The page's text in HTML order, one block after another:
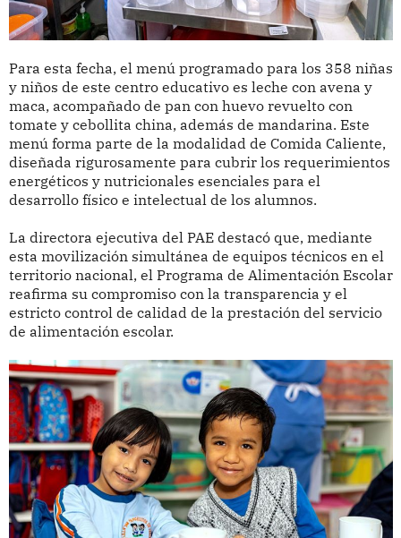
Para esta fecha, el menú programado para los 358 niñas
y niños de este centro educativo es leche con avena y
maca, acompañado de pan con huevo revuelto con
tomate y cebollita china, además de mandarina. Este
menú forma parte de la modalidad de Comida Caliente,
diseñada rigurosamente para cubrir los requerimientos
energéticos y nutricionales esenciales para el
desarrollo físico e intelectual de los alumnos.
La directora ejecutiva del PAE destacó que, mediante
esta movilización simultánea de equipos técnicos en el
territorio nacional, el Programa de Alimentación Escolar
reafirma su compromiso con la transparencia y el
estricto control de calidad de la prestación del servicio
de alimentación escolar.